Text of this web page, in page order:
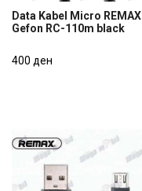
Gefon RC-110m black
Data Kabel Micro REMAX
Gefon RC-110m black
400 ден